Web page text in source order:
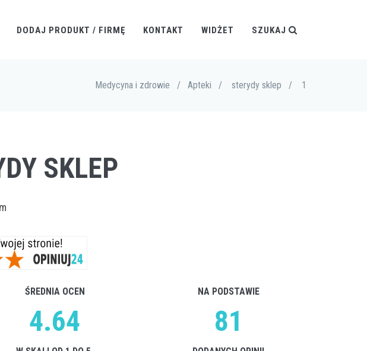
DODAJ PRODUKT / FIRMĘ KONTAKT WIDŻET SZUKAJ
Medycyna i zdrowie / Apteki / sterydy sklep / 1
SKLEP
ŚREDNIA OCEN
4.64
NA PODSTAWIE
81